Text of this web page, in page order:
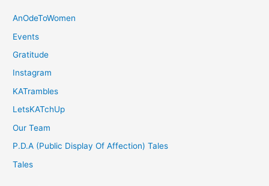
AnOdeToWomen
Events
Gratitude
Instagram
KATrambles
LetsKATchUp
Our Team
P.D.A (Public Display Of Affection) Tales
Tales